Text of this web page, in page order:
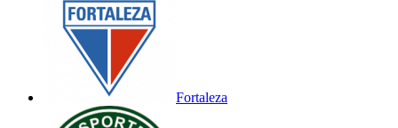
Fortaleza